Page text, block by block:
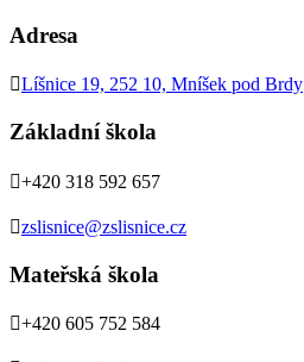
Adresa
Líšnice 19, 252 10, Mníšek pod Brdy
Základní škola
+420 318 592 657
zslisnice@zslisnice.cz
Mateřská škola
+420 605 752 584